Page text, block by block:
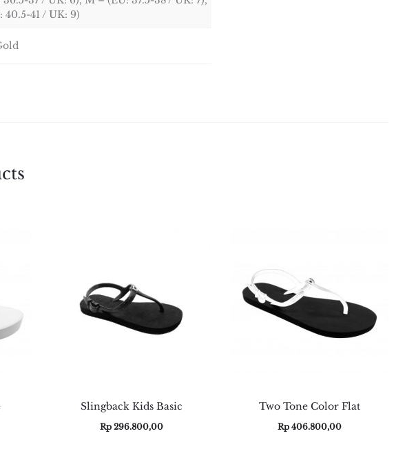
41 / UK: 9)
Slingback Kids Basic
Rp296.800,00
Two Tone Color Flat
Rp 406.800,00